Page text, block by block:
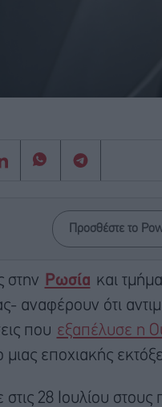
Προσθέστε το
στην Ρωσία και
αναφέρουν ότι
που εξαπέλυσε η
εποχιακής
28 Ιουλίου